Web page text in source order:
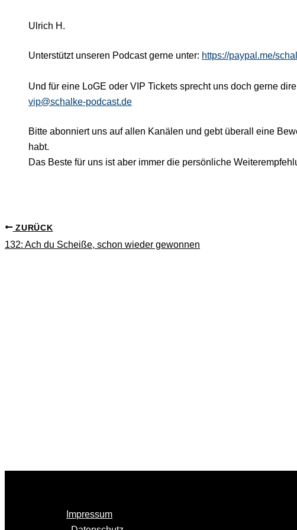
Ulrich H.
Unterstützt unseren Podcast gerne unter: https://paypal.me/
Und für eine LoGE oder VIP Tickets sprecht uns doch gerne
vip@schalke-podcast.de
Bitte abonniert uns auf allen Kanälen und gebt überall eine
habt.
Das Beste für uns ist aber immer die persönliche
ZURÜCK
132: Ach du Scheiße, schon wieder gewonnen
Impressum